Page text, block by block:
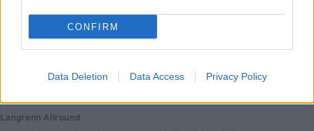
CONFIRM
Data Deletion Data Access Privacy Policy
Langrenn Allround